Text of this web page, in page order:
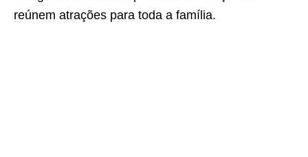
reúnem atrações para toda a família.